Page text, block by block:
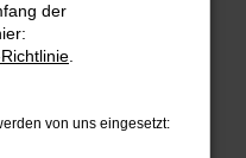
und deine
Beispiel deine
der
von uns eingesetzt: